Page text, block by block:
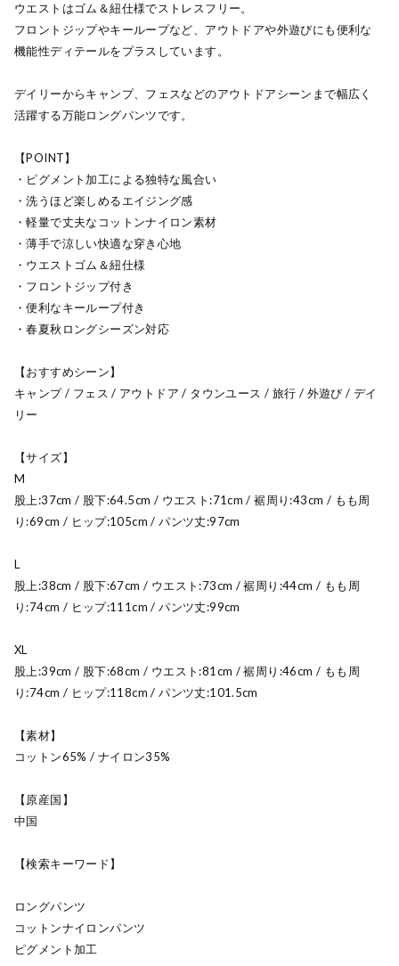
ウエストはゴム＆紐仕様でストレスフリー。
フロントジップやキーループなど、アウトドアや外遊びにも便利な
機能性ディテールをプラスしています。
デイリーからキャンプ、フェスなどのアウトドアシーンまで幅広く
活躍する万能ロングパンツです。
【POINT】
・ピグメント加工による独特な風合い
・洗うほど楽しめるエイジング感
・軽量で丈夫なコットンナイロン素材
・薄手で涼しい快適な穿き心地
・ウエストゴム＆紐仕様
・フロントジップ付き
・便利なキーループ付き
・春夏秋ロングシーズン対応
【おすすめシーン】
キャンプ / フェス / アウトドア / タウンユース / 旅行 / 外遊び / デイ
リー
【サイズ】
M
股上:37cm / 股下:64.5cm / ウエスト:71cm / 裾周り:43cm / もも周
り:69cm / ヒップ:105cm / パンツ丈:97cm
L
股上:38cm / 股下:67cm / ウエスト:73cm / 裾周り:44cm / もも周
り:74cm / ヒップ:111cm / パンツ丈:99cm
XL
股上:39cm / 股下:68cm / ウエスト:81cm / 裾周り:46cm / もも周
り:74cm / ヒップ:118cm / パンツ丈:101.5cm
【素材】
コットン65% / ナイロン35%
【原産国】
中国
【検索キーワード】
ロングパンツ
コットンナイロンパンツ
ピグメント加工